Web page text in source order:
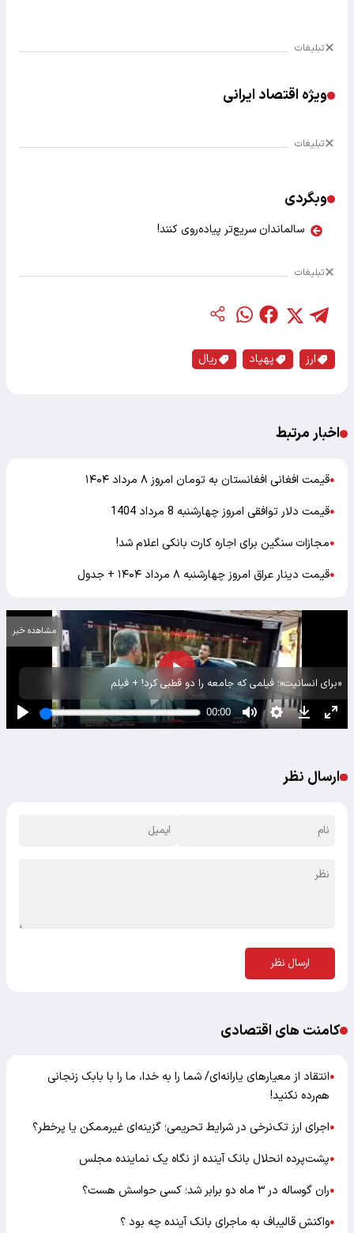
تبلیغات
ویژه اقتصاد ایرانی
تبلیغات
وبگردی
سالماندان سریع‌تر پیاده‌روی کنند!
تبلیغات
ارز پهپاد ریال
اخبار مرتبط
●قیمت افغانی افغانستان به تومان امروز ۸ مرداد ۱۴۰۴
●قیمت دلار توافقی امروز چهارشنبه 8 مرداد 1404
●مجازات سنگین برای اجاره کارت بانکی اعلام شد!
●قیمت دینار عراق امروز چهارشنبه ۸ مرداد ۱۴۰۴ + جدول
«برای انسانیت»؛ فیلمی که جامعه را دو قطبی کرد! + فیلم
مشاهده خبر
ارسال نظر
ارسال نظر
کامنت های اقتصادی
●انتقاد از معیارهای یارانه‌ای/ شما را به خدا، ما را با بابک زنجانی
هم‌رده نکنید!
●اجرای ارز تک‌نرخی در شرایط تحریمی؛ گزینه‌ای غیرممکن یا پرخطر؟
●پشت‌پرده انحلال بانک آینده از نگاه یک نماینده مجلس
●ران گوساله در ۳ ماه دو برابر شد؛ کسی حواسش هست؟
●واکنش قالیباف به ماجرای بانک آینده چه بود ؟